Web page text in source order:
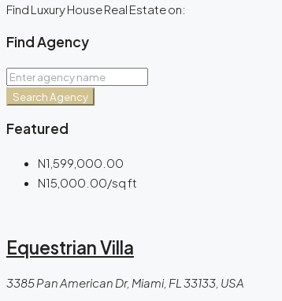
Find Luxury House Real Estate on:
Find Agency
Search Agency
Featured
N1,599,000.00
N15,000.00/sq ft
Equestrian Villa
3385 Pan American Dr, Miami, FL 33133, USA